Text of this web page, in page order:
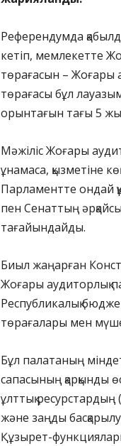
Референдумда
кетіп, мемлекетте
төрағасын – Жоғары
төрағасы бұл
орынтағын тағы 5
Мәжіліс Жоғары
ұнамаса, қызметіне
Парламентте ондай
пен Сенаттың
тағайындайды.
Биыл жаңарған
Жоғары аудиторлық
Республикалық
төрағалары мен
Бұл палатаның
сапасының қарқынды
ұлттық ресурстардың
және заңды
Құзырет-